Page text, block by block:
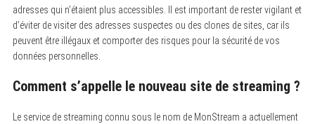
adresses qui n’étaient plus accessibles. Il est important de rester vigilant et
d’éviter de visiter des adresses suspectes ou des clones de sites, car ils
peuvent être illégaux et comporter des risques pour la sécurité de vos
données personnelles.
Comment s’appelle le nouveau site de streaming ?
Le service de streaming connu sous le nom de MonStream a actuellement